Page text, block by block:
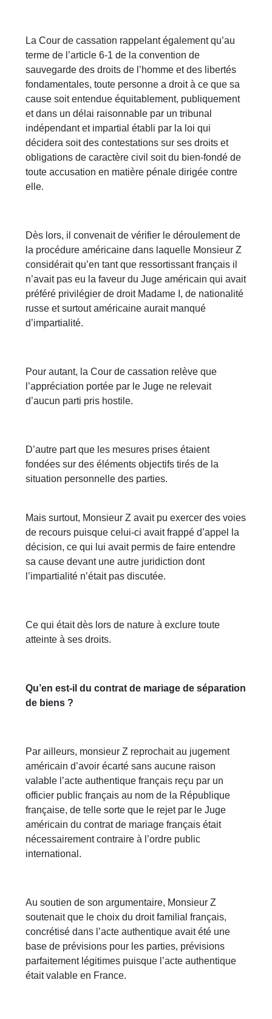
La Cour de cassation rappelant également qu’au
terme de l’article 6-1 de la convention de
sauvegarde des droits de l’homme et des libertés
fondamentales, toute personne a droit à ce que sa
cause soit entendue équitablement, publiquement
et dans un délai raisonnable par un tribunal
indépendant et impartial établi par la loi qui
décidera soit des contestations sur ses droits et
obligations de caractère civil soit du bien-fondé de
toute accusation en matière pénale dirigée contre
elle.
Dès lors, il convenait de vérifier le déroulement de
la procédure américaine dans laquelle Monsieur Z
considérait qu’en tant que ressortissant français il
n’avait pas eu la faveur du Juge américain qui avait
préféré privilégier de droit Madame I, de nationalité
russe et surtout américaine aurait manqué
d’impartialité.
Pour autant, la Cour de cassation relève que
l’appréciation portée par le Juge ne relevait
d’aucun parti pris hostile.
D’autre part que les mesures prises étaient
fondées sur des éléments objectifs tirés de la
situation personnelle des parties.
Mais surtout, Monsieur Z avait pu exercer des voies
de recours puisque celui-ci avait frappé d’appel la
décision, ce qui lui avait permis de faire entendre
sa cause devant une autre juridiction dont
l’impartialité n’était pas discutée.
Ce qui était dès lors de nature à exclure toute
atteinte à ses droits.
Qu’en est-il du contrat de mariage de séparation
de biens ?
Par ailleurs, monsieur Z reprochait au jugement
américain d’avoir écarté sans aucune raison
valable l’acte authentique français reçu par un
officier public français au nom de la République
française, de telle sorte que le rejet par le Juge
américain du contrat de mariage français était
nécessairement contraire à l’ordre public
international.
Au soutien de son argumentaire, Monsieur Z
soutenait que le choix du droit familial français,
concrétisé dans l’acte authentique avait été une
base de prévisions pour les parties, prévisions
parfaitement légitimes puisque l’acte authentique
était valable en France.